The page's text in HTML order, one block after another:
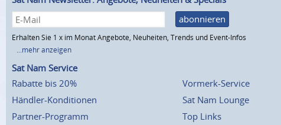
abonnieren
Erhalten Sie 1 x im Monat Angebote, Neuheiten, Trends und Event-Infos
...mehr anzeigen
Sat Nam Service
Rabatte bis 20%
Händler-Konditionen
Partner-Programm
Vormerk-Service
Sat Nam Lounge
Top Links